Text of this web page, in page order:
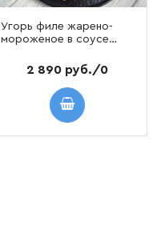
Угорь филе жарено-
мороженое в соусе
2 890 руб./0